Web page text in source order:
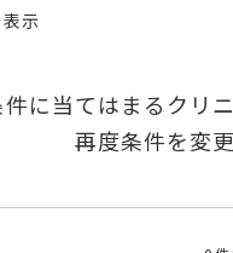
示
に当てはまるクリ
再度条件を変